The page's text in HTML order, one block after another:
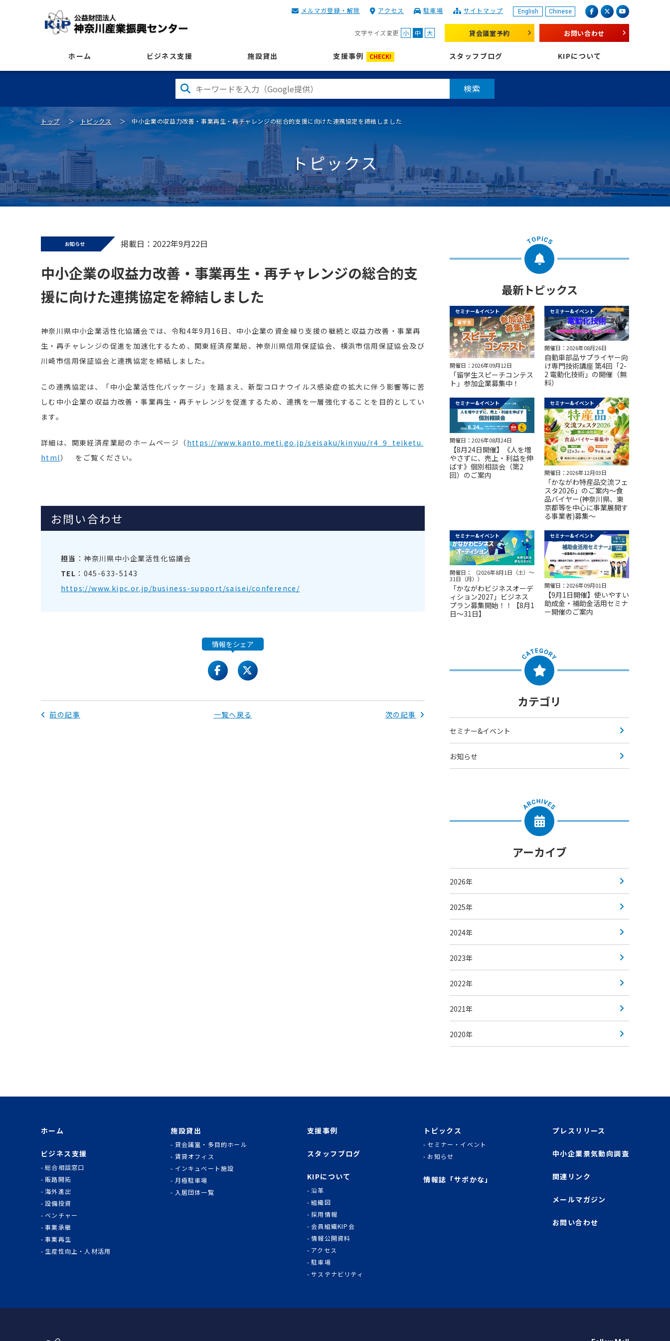
KIP | 公益財団法人 神奈川産業振興センター English Chinese facebookX（旧 twitter）
youtube
メルマガ登録・解除 アクセス 駐車場 サイトマップ
文字サイズ変更 小 中 大 貸会議室予約 お問い合わせ
ホーム ビジネス支援 施設貸出 支援事例 CHECK! スタッフブログ KIPについて
検索
トップ トピックス 中小企業の収益力改善・事業再生・再チャレンジの総合的支援に向けた連携協定を締結しました
トピックス
お知らせ 掲載日：2022年9月22日
中小企業の収益力改善・事業再生・再チャレンジの総合的支
援に向けた連携協定を締結しました
神奈川県中小企業活性化協議会では、令和4年9 月 16 日、中小企業の資金繰り支援の継続と収益力改善・事業再
生・再チャレンジの促進を加速化するため、関東経済産業局、神奈川県信用保証協会、横浜市信用保証協会及び
川崎市信用保証協会と連携協定を締結しました。
この連携協定は、「中小企業活性化パッケージ」を踏まえ、新型コロナウイルス感染症の拡大に伴う影響等に苦
しむ中小企業の収益力改善・事業再生・再チャレンジを促進するため、連携を一層強化することを目的としてい
ます。
詳細は、関東経済産業局のホームページ（https://www.kanto.meti.go.jp/seisaku/kinyuu/r4_9_teiketu.
html） をご覧ください。
お問い合わせ
担当 ：神奈川県中小企業活性化協議会
TEL ：045-633-5143
https://www.kipc.or.jp/business-support/saisei/conference/
情報をシェア
facebooktwitter
前の記事 一覧へ戻る 次の記事
最新トピックス
セミナー&イベント
開催日：2026年09月12日
「留学生スピーチコンテス
ト」参加企業募集中！
セミナー&イベント
開催日：2026年08月26日
自動車部品サプライヤー向
け専門技術講座 第4回「2-
2 電動化技術」の開催（無
料）
セミナー&イベント
開催日：2026年08月24日
【8月24日開催】《人を増
やさずに、売上・利益を伸
ばす》個別相談会（第2
回）のご案内
セミナー&イベント
開催日：2026年12月03日
「かながわ特産品交流フェ
スタ2026」のご案内～食
品バイヤー(神奈川県、東
京都等を中心に事業展開す
る事業者)募集～
セミナー&イベント
開催日： （2026年8月1日（土）～
31日（月））
「かながわビジネスオーデ
ィション2027」ビジネス
プラン募集開始！！【8月1
日～31日】
セミナー&イベント
開催日：2026年09月01日
【9月1日開催】使いやすい
助成金・補助金活用セミナ
ー開催のご案内
カテゴリ
セミナー&イベント
お知らせ
アーカイブ
2026年
2025年
2024年
2023年
2022年
2021年
2020年
ホーム
ビジネス支援
総合相談窓口
販路開拓
海外進出
設備投資
ベンチャー
事業承継
事業再生
生産性向上・人材活用
施設貸出
貸会議室・多目的ホール
賃貸オフィス
インキュベート施設
月極駐車場
入居団体一覧
支援事例
スタッフブログ
KIPについて
沿革
組織図
採用情報
会員組織KIP会
情報公開資料
アクセス
駐車場
サステナビリティ
トピックス
セミナー・イベント
お知らせ
情報誌「サポかな」
プレスリリース
中小企業景気動向調査
関連リンク
メールマガジン
お問い合わせ